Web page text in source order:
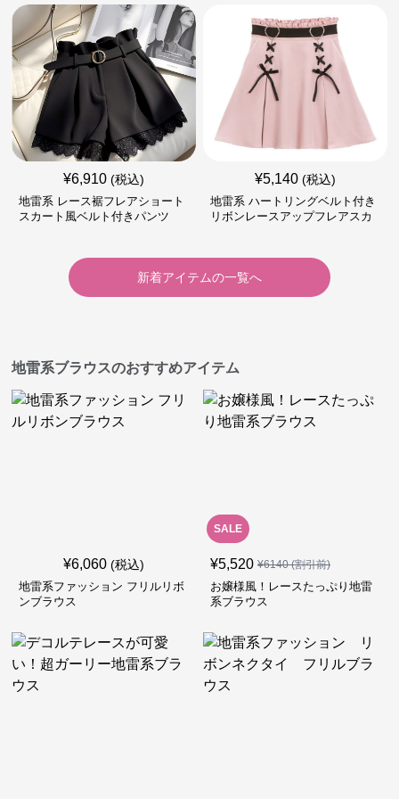
¥6,910 (税込)
地雷系 レース裾フレアショート
スカート風ベルト付きパンツ
¥5,140 (税込)
地雷系 ハートリングベルト付き
リボンレースアップフレアスカ
新着アイテムの一覧へ
地雷系ブラウスのおすすめアイテム
¥6,060 (税込)
地雷系ファッション フリルリボ
ンブラウス
SALE
¥5,520 ¥6140(割引前)
お嬢様風！レースたっぷり地雷
系ブラウス